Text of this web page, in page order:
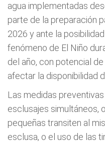
agua implementadas
parte de la preparación
2026 y ante la
fenómeno de El Niño
del año, con potencial
afectar la disponibilidad
Las medidas
esclusajes simultáneos,
pequeñas transiten al
esclusa, o el uso de las